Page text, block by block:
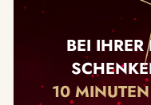
BEI
10